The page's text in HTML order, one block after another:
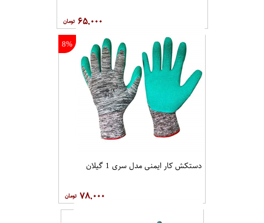
دستکش کار ایمنی مدل سری 2 گیلان
۶۵,۰۰۰